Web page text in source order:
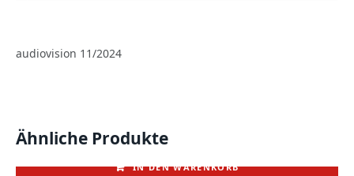
audiovision 11/2024
Ähnliche Produkte
IN DEN WARENKORB